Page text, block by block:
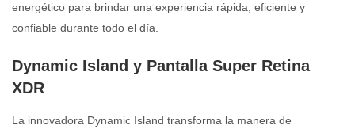
energético para brindar una experiencia rápida, eficiente y
confiable durante todo el día.
Dynamic Island y Pantalla Super Retina
XDR
La innovadora Dynamic Island transforma la manera de